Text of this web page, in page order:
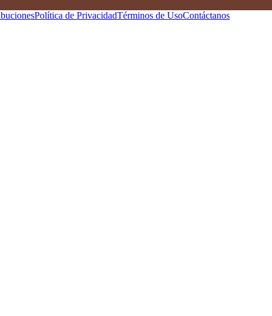
Política de PrivacidadTérminos de UsoContáctanos